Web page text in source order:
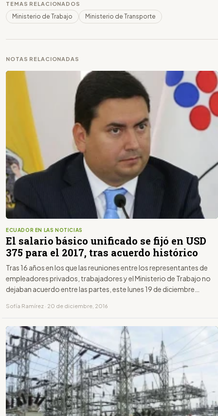
TEMAS RELACIONADOS
Ministerio de Trabajo Ministerio de Transporte
NOTAS RELACIONADAS
ECUADOR EN LAS NOTICIAS
El salario básico unificado se fijó en USD
375 para el 2017, tras acuerdo histórico
Tras 16 años en los que las reuniones entre los representantes de
empleadores privados, trabajadores y el Ministerio de Trabajo no
dejaban acuerdo entre las partes, este lunes 19 de diciembre
Unificado, que del próximo año será de USD 375.
Sofía Ramírez · 20 de diciembre, 2016